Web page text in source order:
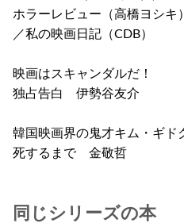
ホラーレビュー（高橋ヨシキ
／私の映画日記（CDB）
映画はスキャンダルだ！
独占告白 伊勢谷友介
韓国映画界の鬼才キム・ギド
死するまで 金敬哲
同じシリーズの本